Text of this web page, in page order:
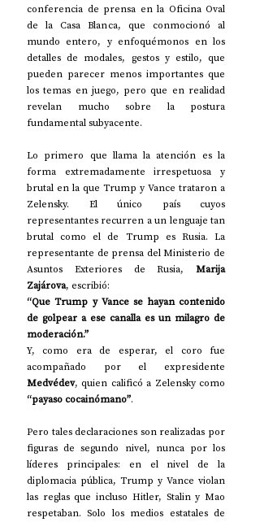
conferencia de prensa en la Oficina Oval
de la Casa Blanca, que conmocionó al
mundo entero, y enfoquémonos en los
detalles de modales, gestos y estilo, que
pueden parecer menos importantes que
los temas en juego, pero que en realidad
revelan mucho sobre la postura
fundamental subyacente.
Lo primero que llama la atención es la
forma extremadamente irrespetuosa y
brutal en la que Trump y Vance trataron a
Zelensky. El único país cuyos
representantes recurren a un lenguaje tan
brutal como el de Trump es Rusia. La
representante de prensa del Ministerio de
Asuntos Exteriores de Rusia, Marija
Zajárova, escribió:
“Que Trump y Vance se hayan contenido
de golpear a ese canalla es un milagro de
moderación.”
Y, como era de esperar, el coro fue
Medvédev
“payaso cocainómano”.
Pero tales declaraciones son realizadas por
figuras de segundo nivel, nunca por los
líderes principales: en el nivel de la
diplomacia pública, Trump y Vance violan
las reglas que incluso Hitler, Stalin y Mao
respetaban. Solo los medios estatales de